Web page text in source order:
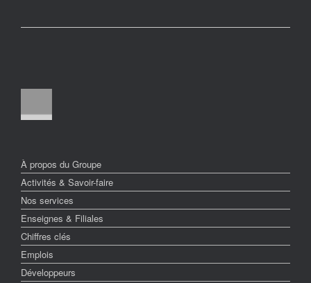
À propos du Groupe
Activités & Savoir-faire
Nos services
Enseignes & Filiales
Chiffres clés
Emplois
Développeurs